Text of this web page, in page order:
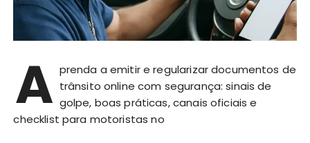
A prenda a emitir e regularizar documentos de
trânsito online com segurança: sinais de
golpe, boas práticas, canais oficiais e
checklist para motoristas no